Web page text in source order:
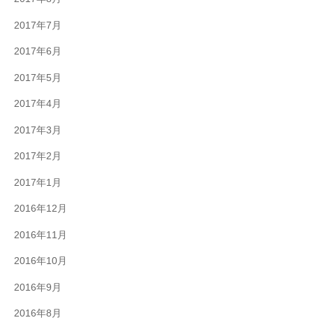
2017年7月
2017年6月
2017年5月
2017年4月
2017年3月
2017年2月
2017年1月
2016年12月
2016年11月
2016年10月
2016年9月
2016年8月